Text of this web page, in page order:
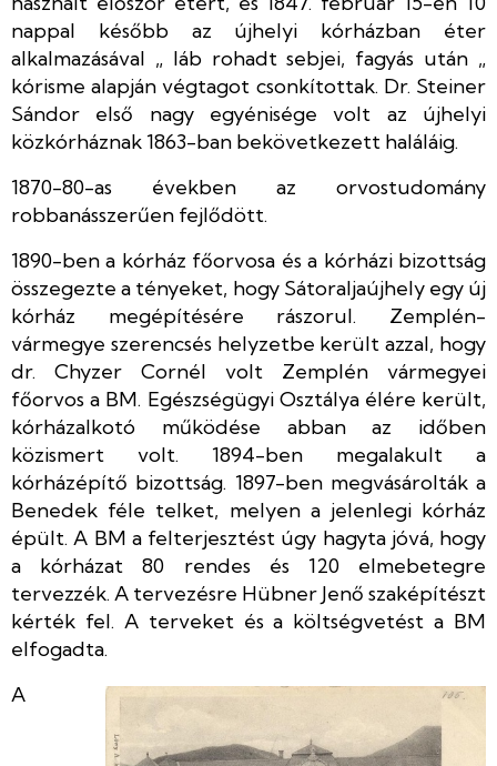
nappal később az újhelyi kórházban éter
alkalmazásával „ láb rohadt sebjei, fagyás után „
kórisme alapján végtagot csonkítottak. Dr. Steiner
Sándor első nagy egyénisége volt az újhelyi
közkórháznak 1863-ban bekövetkezett haláláig.
1870-80-as években az orvostudomány
robbanásszerűen fejlődött.
1890-ben a kórház főorvosa és a kórházi bizottság
összegezte a tényeket, hogy Sátoraljaújhely egy új
kórház megépítésére rászorul. Zemplén-
vármegye szerencsés helyzetbe került azzal, hogy
dr. Chyzer Cornél volt Zemplén vármegyei
főorvos a BM. Egészségügyi Osztálya élére került,
kórházalkotó működése abban az időben
közismert volt. 1894-ben megalakult a
kórházépítő bizottság. 1897-ben megvásárolták a
Benedek féle telket, melyen a jelenlegi kórház
épült. A BM a felterjesztést úgy hagyta jóvá, hogy
a kórházat 80 rendes és 120 elmebetegre
tervezzék. A tervezésre Hübner Jenő szaképítészt
kérték fel. A terveket és a költségvetést a BM
elfogadta.
A